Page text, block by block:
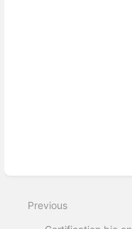
Previous